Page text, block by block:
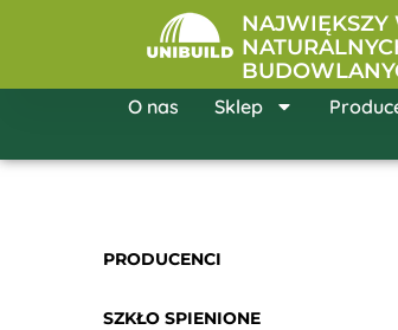
NAJWIĘKSZY
O nas Sklep
PRODUCENCI
SZKŁO SPIENIONE